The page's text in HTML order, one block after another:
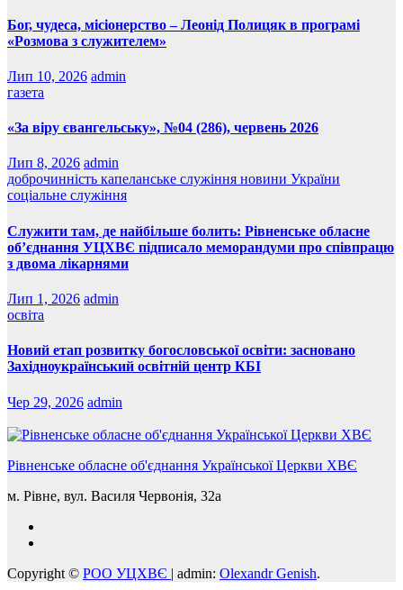
Бог, чудеса, місіонерство – Леонід Полицяк в програмі
«Розмова з служителем»
Лип 10, 2026 admin
газета
«За віру євангельську», №04 (286), червень 2026
Лип 8, 2026 admin
доброчинність капеланське служіння новини України
соціальне служіння
Служити там, де найбільше болить: Рівненське обласне
об’єднання УЦХВЄ підписало меморандуми про співпрацю
з двома лікарнями
Лип 1, 2026 admin
освіта
Новий етап розвитку богословської освіти: засновано
Західноукраїнський освітній центр КБІ
Чер 29, 2026 admin
Рівненське обласне об'єднання Української Церкви ХВЄ
м. Рівне, вул. Василя Червонія, 32а
Copyright © РОО УЦХВЄ | admin: Olexandr Genish.